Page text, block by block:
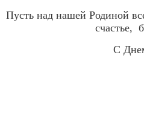
Пусть над нашей Родиной
счастье,
С